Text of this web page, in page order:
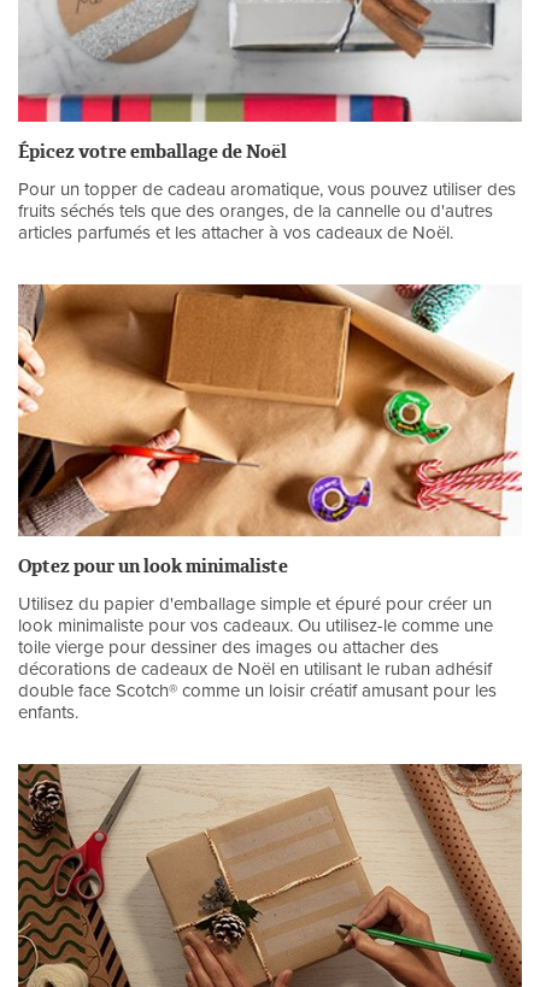
Épicez votre emballage de Noël
Pour un topper de cadeau aromatique, vous pouvez utiliser des
fruits séchés tels que des oranges, de la cannelle ou d'autres
articles parfumés et les attacher à vos cadeaux de Noël.
Optez pour un look minimaliste
Utilisez du papier d'emballage simple et épuré pour créer un
look minimaliste pour vos cadeaux. Ou utilisez-le comme une
toile vierge pour dessiner des images ou attacher des
décorations de cadeaux de Noël en utilisant le ruban adhésif
double face Scotch® comme un loisir créatif amusant pour les
enfants.